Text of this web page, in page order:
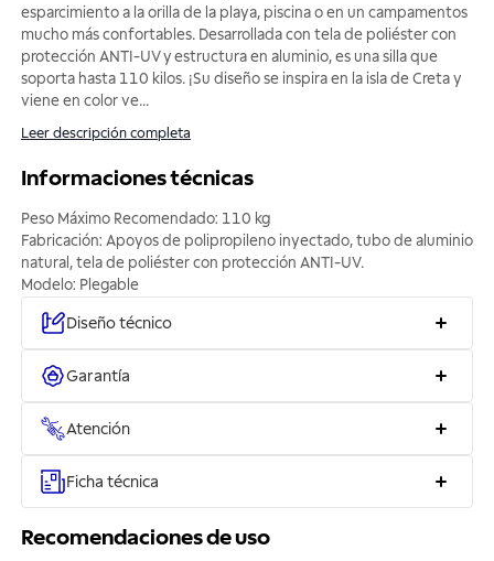
esparcimiento a la orilla de la playa, piscina o en un campamentos
mucho más confortables. Desarrollada con tela de poliéster con
protección ANTI-UV y estructura en aluminio, es una silla que
soporta hasta 110 kilos. ¡Su diseño se inspira en la isla de Creta y
viene en color ve...
Leer descripción completa
Informaciones técnicas
Peso Máximo Recomendado: 110 kg
Fabricación: Apoyos de polipropileno inyectado, tubo de aluminio
natural, tela de poliéster con protección ANTI-UV.
Modelo: Plegable
Diseño técnico
Garantía
Atención
Ficha técnica
Recomendaciones de uso